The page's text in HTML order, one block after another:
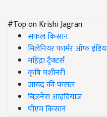
#Top on Krishi Jagran
सफल किसान
मिलेनियर फार्मर ऑफ
महिंद्रा ट्रैक्टर्स
कृषि मशीनरी
जायद की फसल
बिज़नेस आइडियाज
पीएम किसान